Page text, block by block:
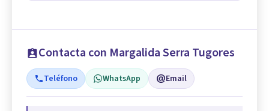
Contacta con Margalida Serra Tugores
Teléfono WhatsApp Email